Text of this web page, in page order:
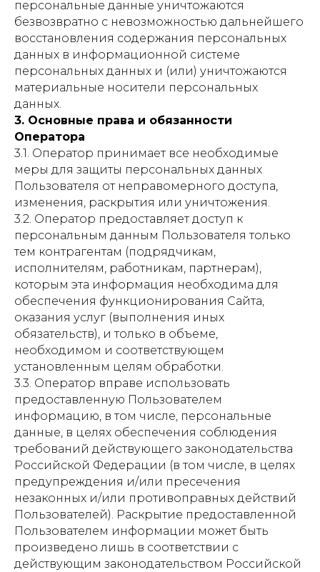
персональные данные уничтожаются
безвозвратно с невозможностью дальнейшего
восстановления содержания персональных
данных в информационной системе
персональных данных и (или) уничтожаются
материальные носители персональных
данных.
3. Основные права и обязанности
Оператора
3.1. Оператор принимает все необходимые
меры для защиты персональных данных
Пользователя от неправомерного доступа,
изменения, раскрытия или уничтожения.
3.2. Оператор предоставляет доступ к
персональным данным Пользователя только
тем контрагентам (подрядчикам,
исполнителям, работникам, партнерам),
которым эта информация необходима для
обеспечения функционирования Сайта,
оказания услуг (выполнения иных
обязательств), и только в объеме,
необходимом и соответствующем
установленным целям обработки.
3.3. Оператор вправе использовать
предоставленную Пользователем
информацию, в том числе, персональные
данные, в целях обеспечения соблюдения
требований действующего законодательства
Российской Федерации (в том числе, в целях
предупреждения и/или пресечения
незаконных и/или противоправных действий
Пользователей). Раскрытие предоставленной
Пользователем информации может быть
произведено лишь в соответствии с
действующим законодательством Российской